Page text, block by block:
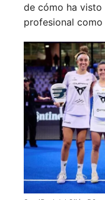
de cómo ha
profesional como